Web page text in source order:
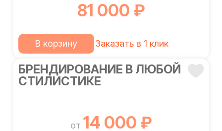
81 000 ₽
В корзину Заказать в 1 клик
БРЕНДИРОВАНИЕ В ЛЮБОЙ
СТИЛИСТИКЕ
от 14 000 ₽